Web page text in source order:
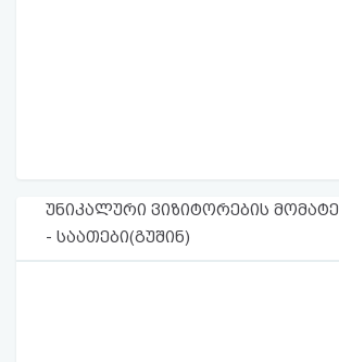
უნიკალური ვიზიტორების
- საათები(გუშინ)